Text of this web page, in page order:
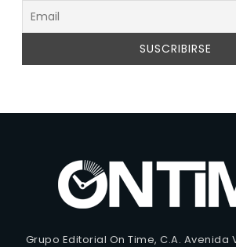
Grupo Editorial On Time, C.A. Avenida